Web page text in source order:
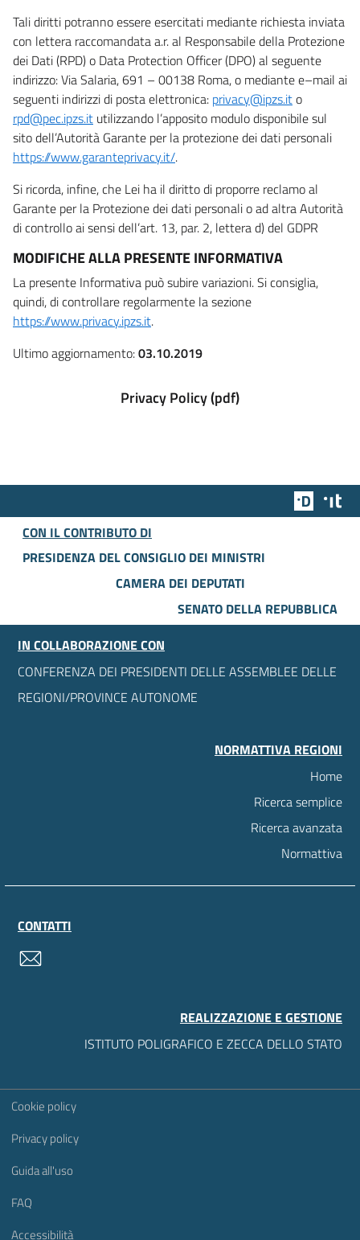
Tali diritti potranno essere esercitati mediante richiesta inviata
con lettera raccomandata a.r. al Responsabile della Protezione
dei Dati (RPD) o Data Protection Officer (DPO) al seguente
indirizzo: Via Salaria, 691 – 00138 Roma, o mediante e–mail ai
seguenti indirizzi di posta elettronica: privacy@ipzs.ito
rpd@pec.ipzs.it utilizzando l’apposito modulo disponibile sul
sito dell’Autorità Garante per la protezione dei dati personali
https://www.garanteprivacy.it/.
Si ricorda, infine, che Lei ha il diritto di proporre reclamo al
Garante per la Protezione dei dati personali o ad altra Autorità
di controllo ai sensi dell’art. 13, par. 2, lettera d) del GDPR
MODIFICHE ALLA PRESENTE INFORMATIVA
La presente Informativa può subire variazioni. Si consiglia,
quindi, di controllare regolarmente la sezione
https://www.privacy.ipzs.it.
Ultimo aggiornamento:03.10.2019
Privacy Policy (pdf)
Team
CON IL CONTRIBUTO DI
PRESIDENZA DEL CONSIGLIO DEI MINISTRI
CAMERA DEI DEPUTATI
SENATO DELLA REPUBBLICA
IN COLLABORAZIONE CON
CONFERENZA DEI PRESIDENTI DELLE ASSEMBLEE DELLE
REGIONI/PROVINCE AUTONOME
NORMATTIVA REGIONI
Home
Ricerca semplice
Ricerca avanzata
Normattiva
CONTATTI
REALIZZAZIONE E GESTIONE
ISTITUTO POLIGRAFICO E ZECCA DELLO STATO
Sezione Link Utili
Cookie policy
Privacy policy
Guida all'uso
FAQ
Accessibilità